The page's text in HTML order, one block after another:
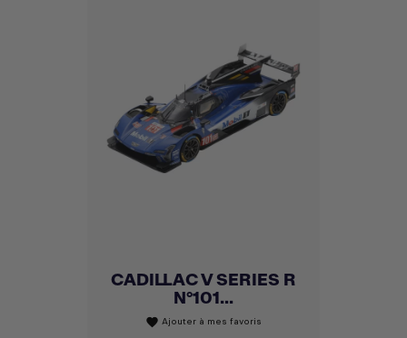
CADILLAC V SERIES R
N°101...
favorite Ajouter à mes favoris